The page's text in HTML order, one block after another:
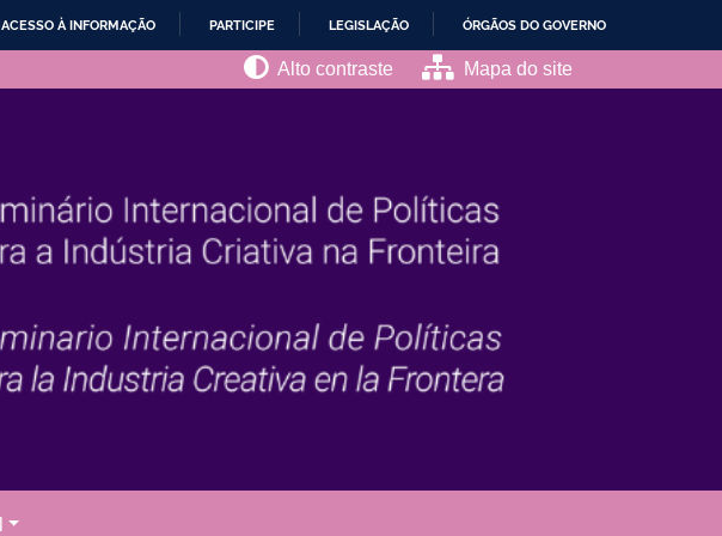
ACESSO À INFORMAÇÃO PARTICIPE LEGISLAÇÃO ÓRGÃOS DO GOVERNO
Alto contraste Mapa do site